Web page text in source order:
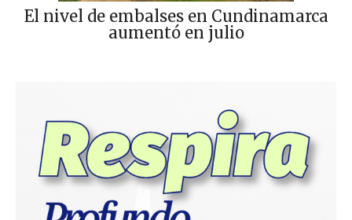
El nivel de embalses en Cundinamarca
aumentó en julio